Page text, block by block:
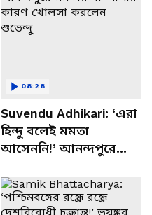
Suvendu Adhikari: ‘এরা
হিন্দু বলেই মমতা
আসেননি!’ আনন্দপুরে
খোলসা করলেন শুভেন্দু
08:28